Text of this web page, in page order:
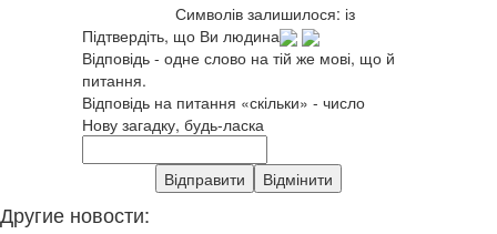
Символів залишилося: із
Підтвердіть, що Ви людина
Відповідь - одне слово на тій же мові, що й
питання.
Відповідь на питання «скільки» - число
Нову загадку, будь-ласка
Другие новости: